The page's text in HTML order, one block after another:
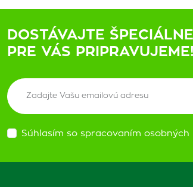
DOSTÁVAJTE
PRE VÁS PRIPRAVUJEME!
Súhlasím so spracovaním osobných